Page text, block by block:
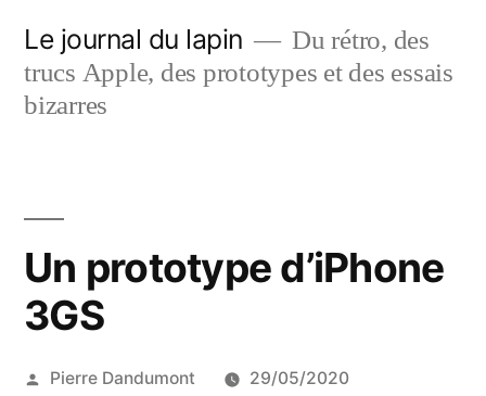
contenu
Le journal du lapin
Du rétro, des
trucs Apple, des prototypes et des essais
bizarres
Un prototype d’iPhone
3GS
Publié
Pierre Dandumont
29/05/2020